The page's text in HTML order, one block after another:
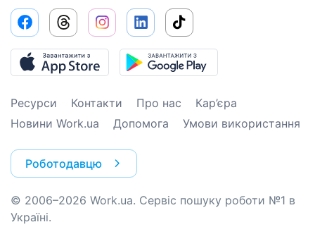
Ресурси Контакти Про нас
Кар’єра
Новини Work.ua
Допомога Умови використання
Роботодавцю
© 2006–2026 Work.ua. Сервіс пошуку роботи №1 в
Україні.